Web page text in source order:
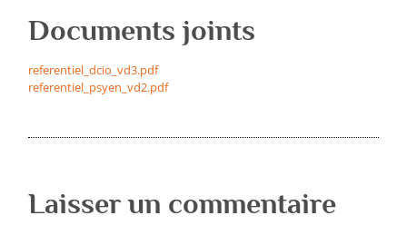
Documents joints
referentiel_dcio_vd3.pdf
referentiel_psyen_vd2.pdf
Laisser un commentaire